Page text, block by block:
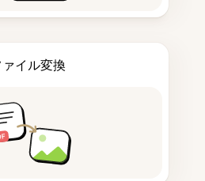
ァイル変換